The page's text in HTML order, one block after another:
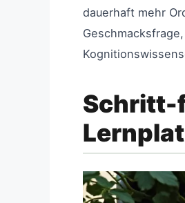
dauerhaft mehr
Schritt-